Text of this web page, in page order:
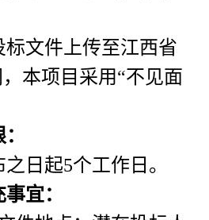
标文件上传至江西省
本项目采用“不见面
日起5个工作日。
宜：